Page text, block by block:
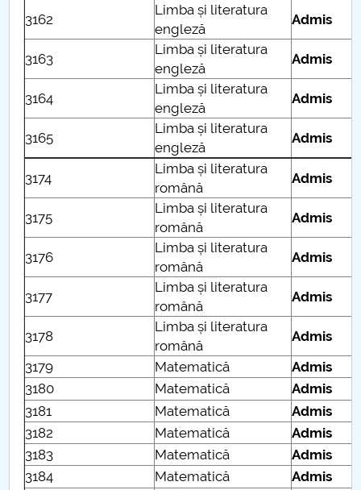
3162
Limba și literatura
engleză
Admis
3163
Limba și literatura
engleză
Admis
3164
Limba și literatura
engleză
Admis
3165
Limba și literatura
engleză
Admis
3174
Limba și literatura
română
Admis
3175
Limba și literatura
română
Admis
3176
Limba și literatura
română
Admis
3177
Limba și literatura
română
Admis
3178
Limba și literatura
română
Admis
3179
Matematică
Admis
3180
Matematică
Admis
3181
Matematică
Admis
3182
Matematică
Admis
3183
Matematică
Admis
3184
Matematică
Admis